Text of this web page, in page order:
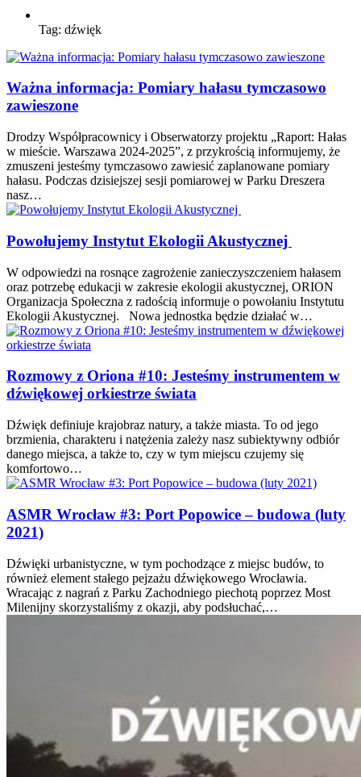
Tag: dźwięk
Ważna informacja: Pomiary hałasu tymczasowo
zawieszone
Drodzy Współpracownicy i Obserwatorzy projektu „Raport: Hałas
w mieście. Warszawa 2024-2025”, z przykrością informujemy, że
zmuszeni jesteśmy tymczasowo zawiesić zaplanowane pomiary
hałasu. Podczas dzisiejszej sesji pomiarowej w Parku Dreszera
nasz…
Powołujemy Instytut Ekologii Akustycznej
W odpowiedzi na rosnące zagrożenie zanieczyszczeniem hałasem
oraz potrzebę edukacji w zakresie ekologii akustycznej, ORION
Organizacja Społeczna z radością informuje o powołaniu Instytutu
Ekologii Akustycznej. Nowa jednostka będzie działać w…
Rozmowy z Oriona #10: Jesteśmy instrumentem w
dźwiękowej orkiestrze świata
Dźwięk definiuje krajobraz natury, a także miasta. To od jego
brzmienia, charakteru i natężenia zależy nasz subiektywny odbiór
danego miejsca, a także to, czy w tym miejscu czujemy się
komfortowo…
ASMR Wrocław #3: Port Popowice – budowa (luty
2021)
Dźwięki urbanistyczne, w tym pochodzące z miejsc budów, to
również element stałego pejzażu dźwiękowego Wrocławia.
Wracając z nagrań z Parku Zachodniego piechotą poprzez Most
Milenijny skorzystaliśmy z okazji, aby podsłuchać,…